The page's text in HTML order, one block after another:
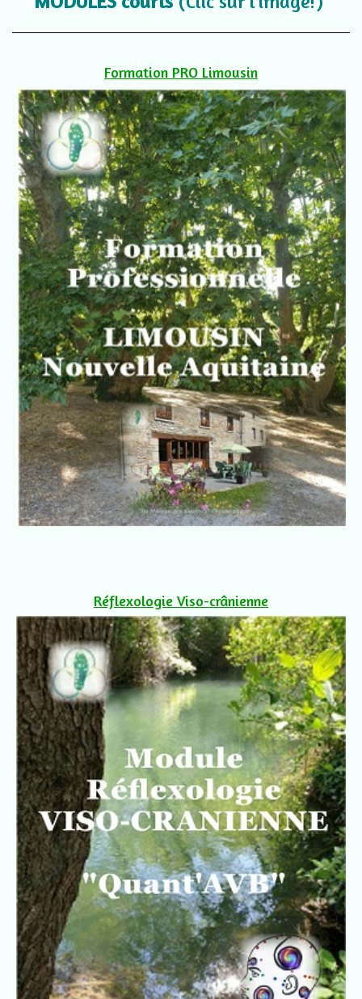
Formation PRO Limousin
Réflexologie Viso-crânienne